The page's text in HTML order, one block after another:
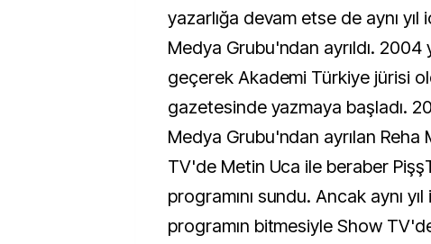
yazarlığa devam etse de aynı
Medya Grubu'ndan ayrıldı. 2004
geçerek Akademi Türkiye jürisi
gazetesinde yazmaya başladı.
Medya Grubu'ndan ayrılan Reha
TV'de Metin Uca ile beraber
programını sundu. Ancak aynı
programın bitmesiyle Show